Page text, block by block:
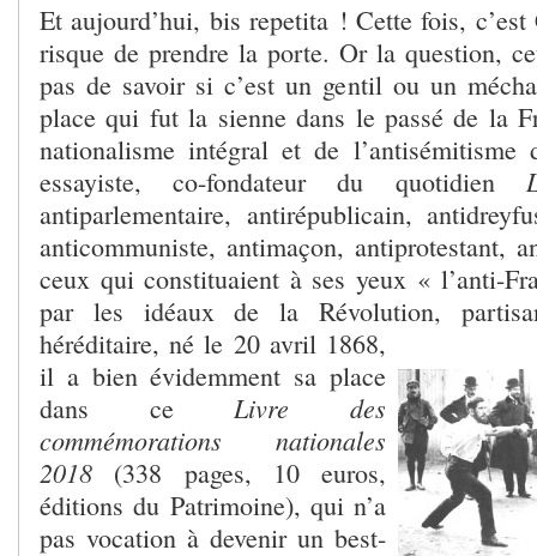
Et aujourd’hui, bis repetita ! Cette fois,
risque de prendre la porte. Or la question,
pas de savoir si c’est un gentil ou un
place qui fut la sienne dans le passé de la
nationalisme intégral et de l’antisémitisme
essayiste, co-fondateur du quotidien
antiparlementaire, antirépublicain,
anticommuniste, antimaçon, antiprotestant,
ceux qui constituaient à ses yeux « l’anti-
par les idéaux de la Révolution,
héréditaire, né le 20 avril 1868,
il a bien évidemment sa place
dans ceLivre des
commémorations nationales
2018 (338 pages, 10 euros,
éditions du Patrimoine), qui n’a
pas vocation à devenir un best-